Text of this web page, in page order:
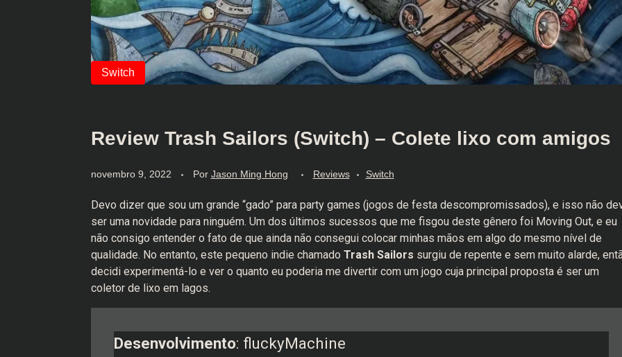
Review Trash Sailors (Switch) – Colete lixo com amigos
novembro 9, 2022 Por Jason Ming Hong Reviews Switch
Devo dizer que sou um grande “gado” para party games (jogos de festa descompromissados), e isso não
ser uma novidade para ninguém. Um dos últimos sucessos que me fisgou deste gênero foi Moving Out, e eu
não consigo entender o fato de que ainda não consegui colocar minhas mãos em algo do mesmo nível de
qualidade. No entanto, este pequeno indie chamado Trash Sailors surgiu de repente e sem muito alarde,
decidi experimentá-lo e ver o quanto eu poderia me divertir com um jogo cuja principal proposta é ser um
coletor de lixo em lagos.
Desenvolvimento: fluckyMachine